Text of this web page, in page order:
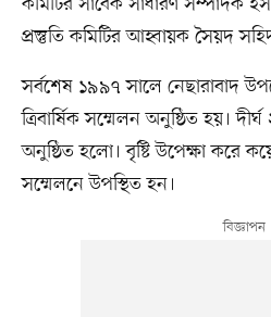
প্রস্তুতি কমিটির আহ্বায়ক সৈয়দ
সর্বশেষ ১৯৯৭ সালে নেছারাবাদ
ত্রিবার্ষিক সম্মেলন অনুষ্ঠিত হয়।
অনুষ্ঠিত হলো। বৃষ্টি উপেক্ষা করে
সম্মেলনে উপস্থিত হন।